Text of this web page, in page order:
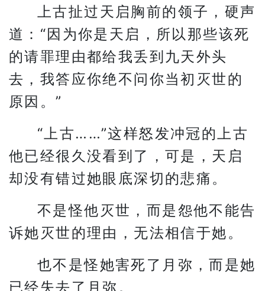
上古扯过天启胸前的领子，硬声
道：“因为你是天启，所以那些该死
的请罪理由都给我丢到九天外头
去，我答应你绝不问你当初灭世的
原因。”
“上古……”这样怒发冲冠的上古
他已经很久没看到了，可是，天启
却没有错过她眼底深切的悲痛。
不是怪他灭世，而是怨他不能告
诉她灭世的理由，无法相信于她。
也不是怪她害死了月弥，而是她
已经失去了月弥。